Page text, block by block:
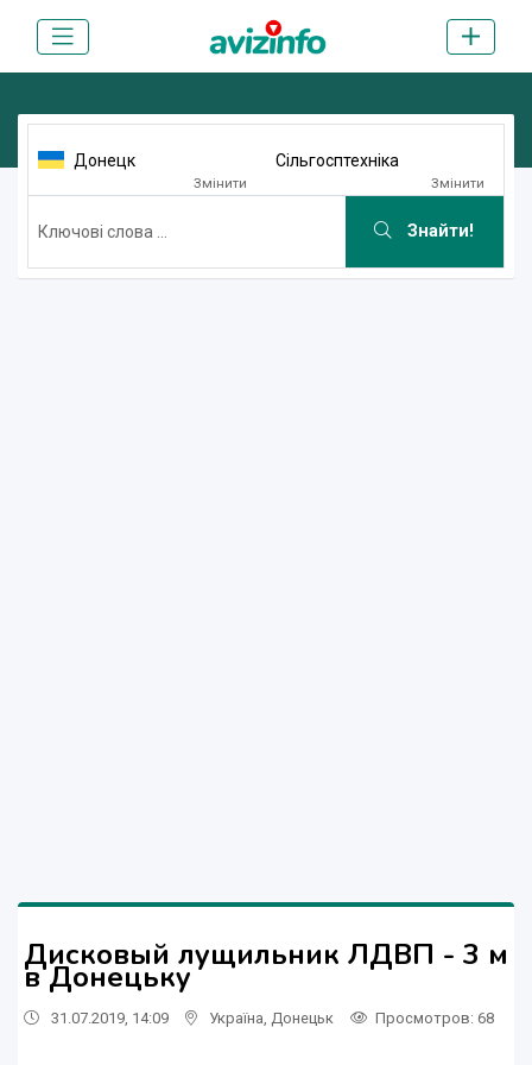
Донецк
Змінити
Сільгосптехніка
Змінити
Знайти!
Дисковый лущильник ЛДВП - 3 м
в Донецьку
31.07.2019, 14:09 Україна Донецьк Просмотров: 68